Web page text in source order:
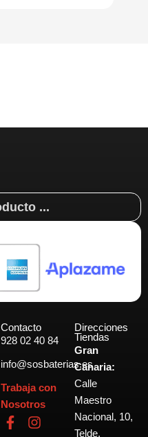
Contacto
928 02 40 84
info@sosbaterias.es
Trabaja con
Nosotros
F
a
I
n
Direcciones
Tiendas
Gran
Canaria:
Calle
Maestro
Nacional, 10,
Telde.